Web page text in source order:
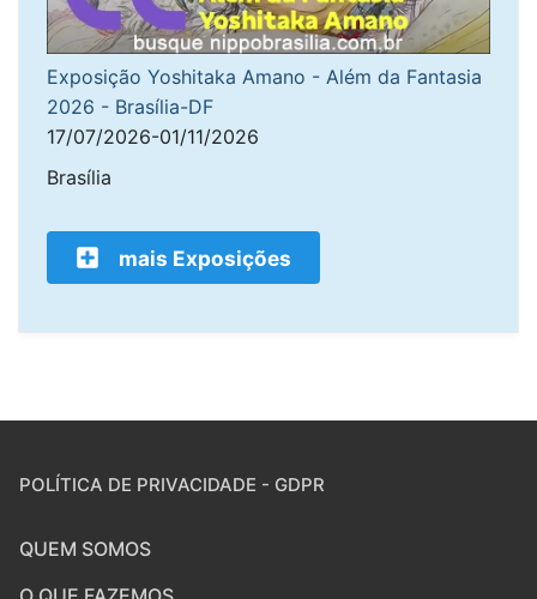
Exposição Yoshitaka Amano - Além da Fantasia
2026 - Brasília-DF
17/07/2026-01/11/2026
Brasília
mais Exposições
POLÍTICA DE PRIVACIDADE - GDPR
QUEM SOMOS